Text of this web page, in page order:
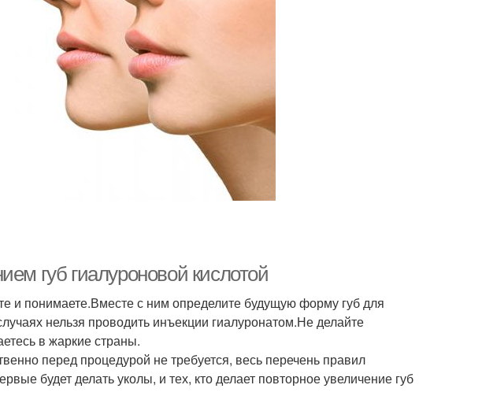
губ гиалуроновой кислотой
и понимаете.Вместе с ним определите будущую форму губ для
нельзя проводить инъекции гиалуронатом.Не делайте
в жаркие страны.
перед процедурой не требуется, весь перечень правил
будет делать уколы, и тех, кто делает повторное увеличение губ